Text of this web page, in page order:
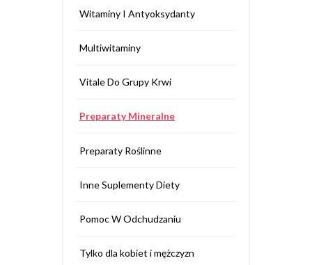
Witaminy I Antyoksydanty
Multiwitaminy
Vitale Do Grupy Krwi
Preparaty Mineralne
Preparaty Roślinne
Inne Suplementy Diety
Pomoc W Odchudzaniu
Tylko dla kobiet i mężczyzn